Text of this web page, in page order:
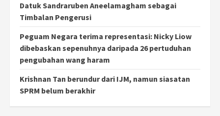
Datuk Sandraruben Aneelamagham sebagai
Timbalan Pengerusi
Peguam Negara terima representasi: Nicky Liow
dibebaskan sepenuhnya daripada 26 pertuduhan
pengubahan wang haram
Krishnan Tan berundur dari IJM, namun siasatan
SPRM belum berakhir